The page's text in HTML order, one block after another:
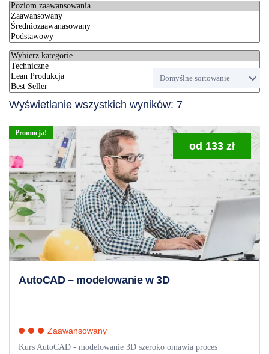
Wyświetlanie wszystkich wyników: 7
Promocja!
od 133 zł
AutoCAD – modelowanie w 3D
Zaawansowany
Kurs AutoCAD - modelowanie 3D szeroko omawia proces